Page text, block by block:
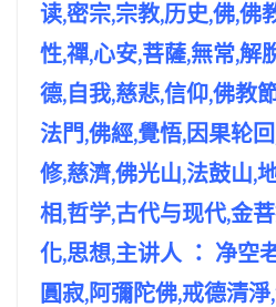
读,密宗,宗教,历史,佛,佛
性,禪,心安,菩薩,無常,解
德,自我,慈悲,信仰,佛教
法門,佛經,覺悟,因果轮
修,慈濟,佛光山,法鼓山,
相,哲学,古代与现代,金
化,思想,主讲人 ： 净空
圓寂,阿彌陀佛,戒德清